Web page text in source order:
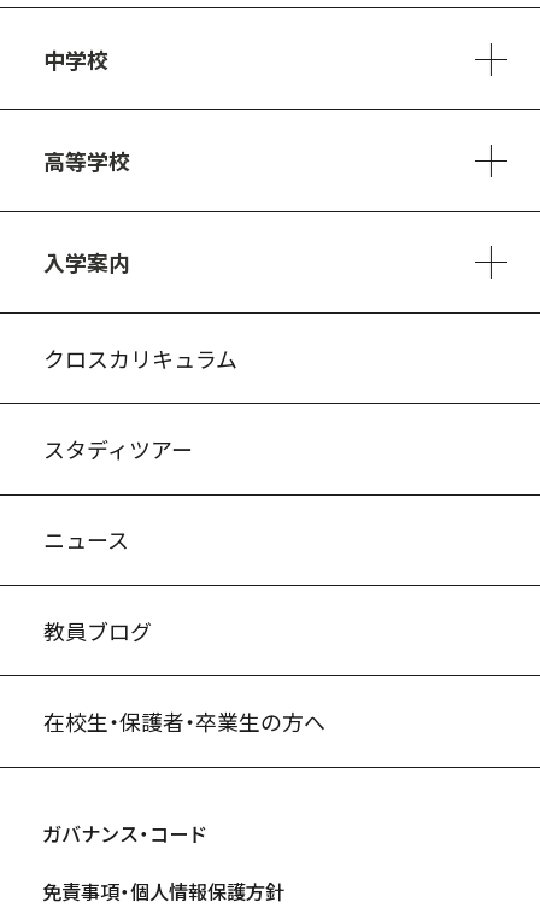
中学校
高等学校
入学案内
クロスカリキュラム
スタディツアー
ニュース
教員ブログ
在校生・保護者・卒業生の方へ
ガバナンス・コード
免責事項・個人情報保護方針